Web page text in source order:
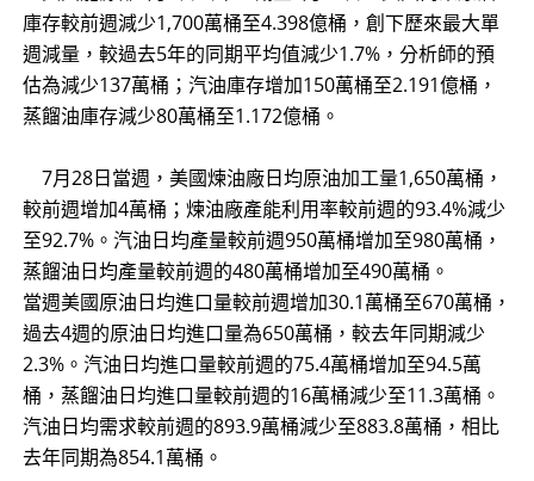
庫存較前週減少1,700萬桶至4.398億桶，創下歷來最大單
週減量，較過去5年的同期平均值減少1.7%，分析師的預
估為減少137萬桶；汽油庫存增加150萬桶至2.191億桶，
蒸餾油庫存減少80萬桶至1.172億桶。
7月28日當週，美國煉油廠日均原油加工量1,650萬桶，
較前週增加4萬桶；煉油廠產能利用率較前週的93.4%減少
至92.7%。汽油日均產量較前週950萬桶增加至980萬桶，
蒸餾油日均產量較前週的480萬桶增加至490萬桶。
當週美國原油日均進口量較前週增加30.1萬桶至670萬桶，
過去4週的原油日均進口量為650萬桶，較去年同期減少
2.3%。汽油日均進口量較前週的75.4萬桶增加至94.5萬
桶，蒸餾油日均進口量較前週的16萬桶減少至11.3萬桶。
汽油日均需求較前週的893.9萬桶減少至883.8萬桶，相比
去年同期為854.1萬桶。